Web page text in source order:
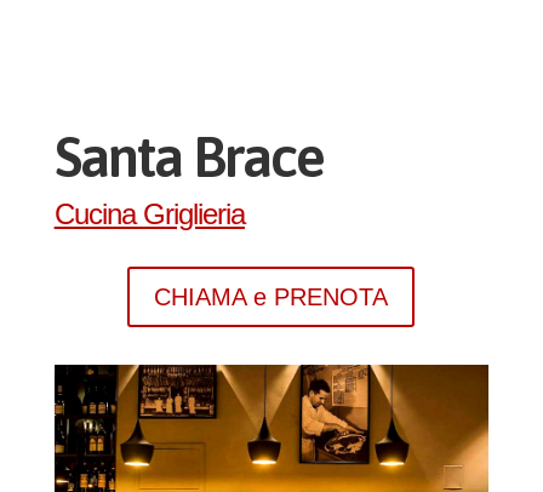
Santa Brace
Cucina Griglieria
CHIAMA e PRENOTA